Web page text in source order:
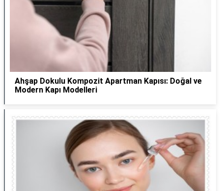
Ahşap Dokulu Kompozit Apartman Kapısı: Doğal ve
Modern Kapı Modelleri